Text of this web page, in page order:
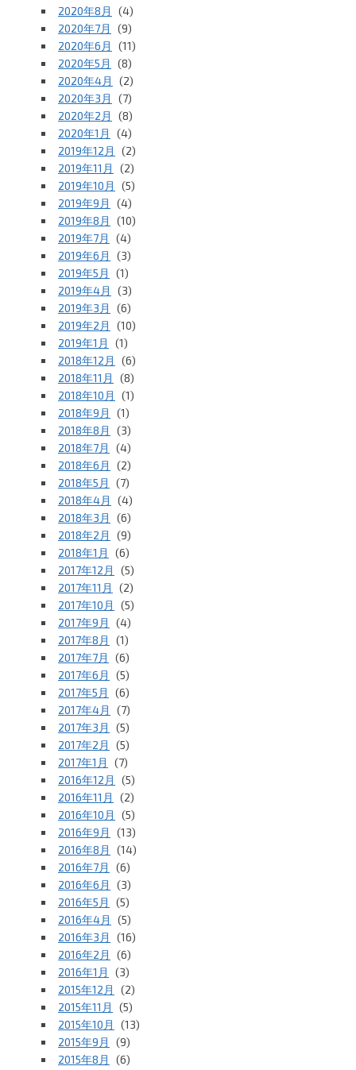
2020年8月
(4)
2020年7月
(9)
2020年6月
(11)
2020年5月
(8)
2020年4月
(2)
2020年3月
(7)
2020年2月
(8)
2020年1月
(4)
2019年12月
(2)
2019年11月
(2)
2019年10月
(5)
2019年9月
(4)
2019年8月
(10)
2019年7月
(4)
2019年6月
(3)
2019年5月
(1)
2019年4月
(3)
2019年3月
(6)
2019年2月
(10)
2019年1月
(1)
2018年12月
(6)
2018年11月
(8)
2018年10月
(1)
2018年9月
(1)
2018年8月
(3)
2018年7月
(4)
2018年6月
(2)
2018年5月
(7)
2018年4月
(4)
2018年3月
(6)
2018年2月
(9)
2018年1月
(6)
2017年12月
(5)
2017年11月
(2)
2017年10月
(5)
2017年9月
(4)
2017年8月
(1)
2017年7月
(6)
2017年6月
(5)
2017年5月
(6)
2017年4月
(7)
2017年3月
(5)
2017年2月
(5)
2017年1月
(7)
2016年12月
(5)
2016年11月
(2)
2016年10月
(5)
2016年9月
(13)
2016年8月
(14)
2016年7月
(6)
2016年6月
(3)
2016年5月
(5)
2016年4月
(5)
2016年3月
(16)
2016年2月
(6)
2016年1月
(3)
2015年12月
(2)
2015年11月
(5)
2015年10月
(13)
2015年9月
(9)
2015年8月
(6)